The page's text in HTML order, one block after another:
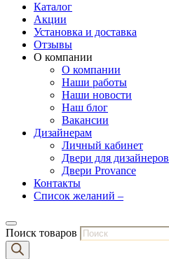
Каталог
Акции
Установка и доставка
Отзывы
О компании
О компании
Наши работы
Наши новости
Наш блог
Вакансии
Дизайнерам
Личный кабинет
Двери для дизайнеров
Двери Provance
Контакты
Список желаний –
Поиск товаров